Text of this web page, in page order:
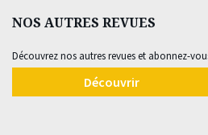
NOS AUTRES REVUES
Découvrez nos autres revues et abonnez-
Découvrir